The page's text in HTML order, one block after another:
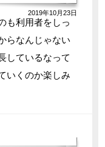
2019年10月23日
も利用者をしっ
らなんじゃない
しているなって
いくのか楽しみ